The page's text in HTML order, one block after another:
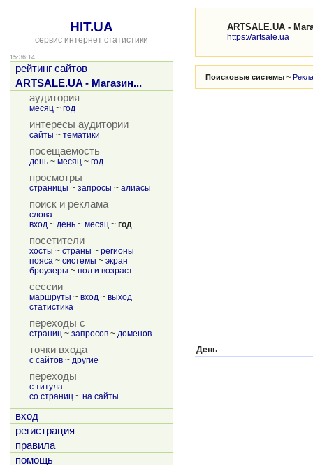
HIT.UA
сервис интернет статистики
15:36:14
рейтинг сайтов
ARTSALE.UA - Магазин...
аудитория
месяц ~ год
интересы аудитории
сайты ~ тематики
посещаемость
день ~ месяц ~ год
просмотры
страницы ~ запросы ~ алиасы
поиск и реклама
слова
вход ~ день ~ месяц ~ год
посетители
хосты ~ страны ~ регионы
пояса ~ системы ~ экран
броузеры ~ пол и возраст
сессии
маршруты ~ вход ~ выход
статистика
переходы с
страниц ~ запросов ~ доменов
точки входа
с сайтов ~ другие
переходы
с титула
со страниц ~ на сайты
вход
регистрация
правила
помощь
ARTSALE.UA -
https://artsale.ua
Поисковые системы ~
День